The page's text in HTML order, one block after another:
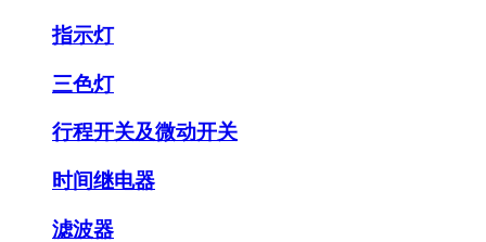
指示灯
三色灯
行程开关及微动开关
时间继电器
滤波器